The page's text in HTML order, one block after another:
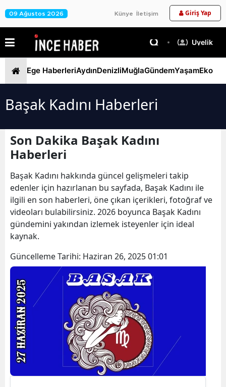
09 Ağustos 2026 Künye İletişim Giriş Yap
Üyelik
Ege HaberleriAydınDenizliMuğlaGündemYaşam
Başak Kadını Haberleri
Son Dakika Başak Kadını
Haberleri
Başak Kadını hakkında güncel gelişmeleri takip
edenler için hazırlanan bu sayfada, Başak Kadını ile
ilgili en son haberleri, öne çıkan içerikleri, fotoğraf ve
videoları bulabilirsiniz. 2026 boyunca Başak Kadını
gündemini yakından izlemek isteyenler için ideal
kaynak.
Güncelleme Tarihi: Haziran 26, 2025 01:01